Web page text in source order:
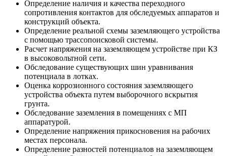
Определение наличия и качества переходного
сопротивления контактов для обследуемых аппаратов и
конструкций объекта.
Определение реальной схемы заземляющего устройства
с помощью трассопоисковой системы.
Расчет напряжения на заземляющем устройстве при КЗ
в высоковольтной сети.
Обследование существующих шин уравнивания
потенциала в лотках.
Оценка коррозионного состояния заземляющего
устройства объекта путем выборочного вскрытия
грунта.
Обследование заземления в помещениях с МП
аппаратурой.
Определение напряжения прикосновения на рабочих
местах персонала.
Определение разностей потенциалов на заземляющем